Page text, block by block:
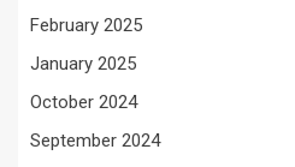
February 2025
January 2025
October 2024
September 2024